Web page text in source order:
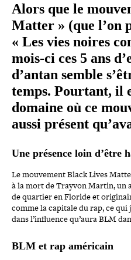
Alors que le
Matter » (que l’on
« Les vies noires
mois-​ci ces 5 ans
d’antan semble
temps. Pourtant, il
domaine où ce
aussi présent
Une présence loin d’être
Le mouvement Black Lives
à la mort de Trayvon Martin, un
de quartier en Floride et
comme la capitale du rap, ce
dans l’influence qu’aura BLM
BLM et rap américain